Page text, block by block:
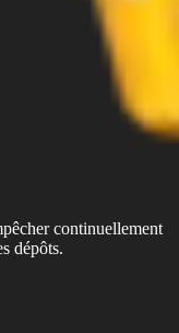
continuellement
dépôts.